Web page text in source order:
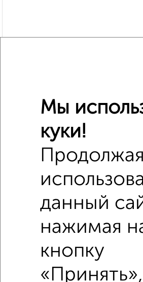
Сравнение средних цен
1‑комнатные квартиры с похожей
2
Средняя цена район
Это предложение
Средняя цена по городу
Мы
куки!
Продолжая
данный
нажимая
кнопку